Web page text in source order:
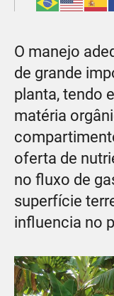
O manejo
de grande
planta, tendo
matéria
oferta de
no fluxo de
superfície
influencia no